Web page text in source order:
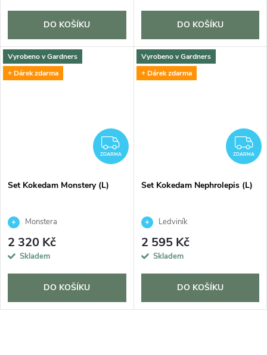
DO KOŠÍKU DO KOŠÍKU
Vyrobeno v Gardners
+ Dárek zdarma
ZDARMA
ZDARMA
Set Kokedam Monstery (L)
Monstera
2 320 Kč
Skladem
DO KOŠÍKU
Vyrobeno v Gardners
+ Dárek zdarma
ZDARMA
Set Kokedam Nephrolepis (L)
Ledviník
2 595 Kč
Skladem
DO KOŠÍKU